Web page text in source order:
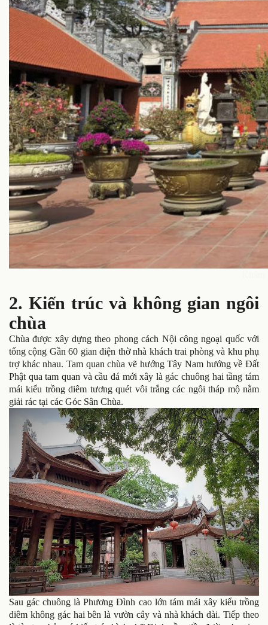
2. Kiến trúc và không gian ngôi
chùa
Chùa được xây dựng theo phong cách Nội công ngoại quốc với
tổng cộng Gần 60 gian điện thờ nhà khách trai phòng và khu phụ
trợ khác nhau. Tam quan chùa vẽ hướng Tây Nam hướng về Đất
Phật qua tam quan và cầu đá mới xây là gác chuông hai tầng tám
mái kiểu trồng diêm tương quét vôi trắng các ngôi tháp mộ nằm
giải rác tại các Góc Sân Chùa.
Sau gác chuông là Phương Đình cao lớn tám mái xây kiểu trồng
diêm không gác hai bên là vườn cây và nhà khách dài. Tiếp theo